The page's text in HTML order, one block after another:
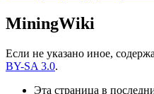
MiningWiki
Если не указано иное,
BY-SA 3.0.
Эта страница в